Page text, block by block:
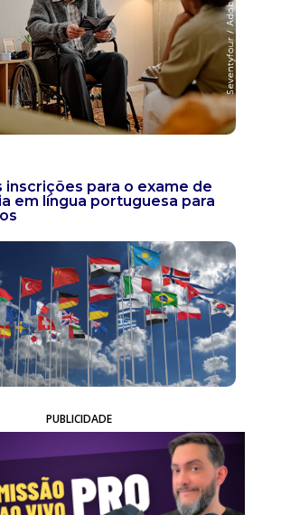
inscrições para o exame de
em língua portuguesa para
PUBLICIDADE